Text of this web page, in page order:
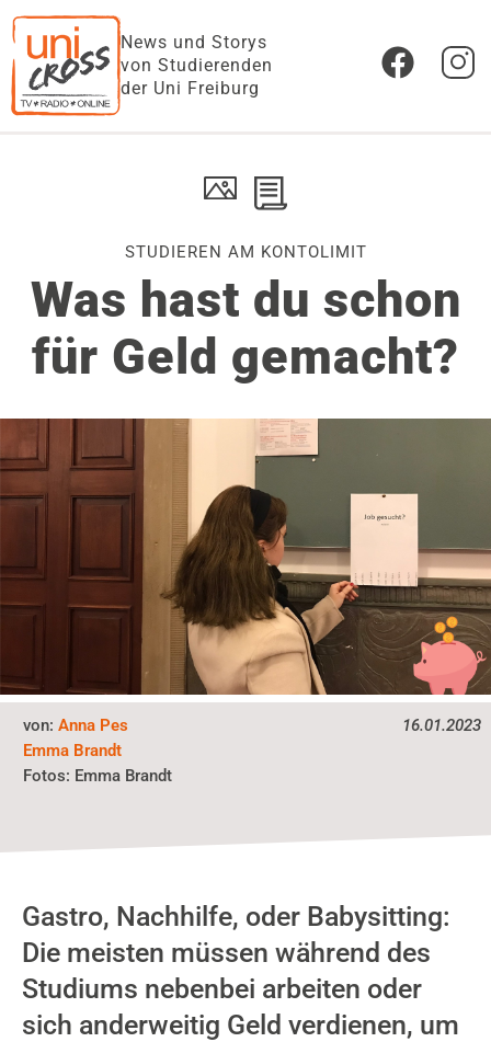
News und Storys
von Studierenden
der Uni Freiburg
STUDIEREN AM KONTOLIMIT
Was hast du schon
für Geld gemacht?
16.01.2023
von:Anna Pes
Emma Brandt
Fotos: Emma Brandt
Gastro, Nachhilfe, oder Babysitting:
Die meisten müssen während des
Studiums nebenbei arbeiten oder
sich anderweitig Geld verdienen, um